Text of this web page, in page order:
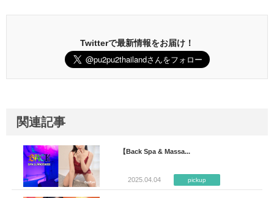
Twitterで最新情報をお届け！
関連記事
【Back Spa & Massa...
2025.04.04 pickup